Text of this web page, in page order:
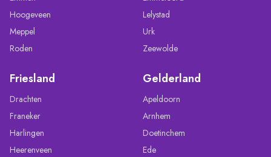
Hoogeveen
Meppel
Roden
Lelystad
Urk
Zeewolde
Friesland
Drachten
Franeker
Harlingen
Heerenveen
Gelderland
Apeldoorn
Arnhem
Doetinchem
Ede